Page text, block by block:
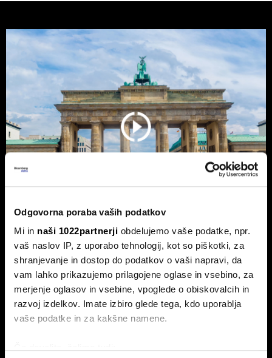
Odgovorna poraba vaših podatkov
Mi in naši 1022partnerji obdelujemo vaše podatke, npr.
vaš naslov IP, z uporabo tehnologij, kot so piškotki, za
shranjevanje in dostop do podatkov o vaši napravi, da
vam lahko prikazujemo prilagojene oglase in vsebino, za
merjenje oglasov in vsebine, vpoglede o obiskovalcih in
razvoj izdelkov. Imate izbiro glede tega, kdo uporablja
vaše podatke in za kakšne namene.
Nemčija voli: Zgodovinsko zmago
AfD in potop Merza lahko prepreči le
'slovenski scenarij'
Septembra v Saški-Anhalt, Berlinu in Mecklenburg-
Predpomorjanski deželne volitve, ki bodo podale oceno
Merzeve vlade.